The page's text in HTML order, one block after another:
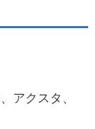
アクスタ、